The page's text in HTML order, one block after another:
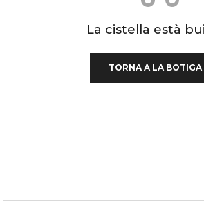
La cistella està
TORNA A LA BOTIGA